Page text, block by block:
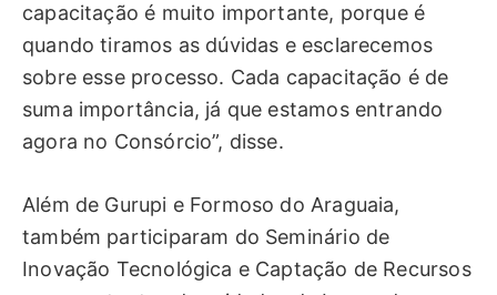
capacitação é muito importante, porque é
quando tiramos as dúvidas e esclarecemos
sobre esse processo. Cada capacitação é de
suma importância, já que estamos entrando
agora no Consórcio”, disse.
Além de Gurupi e Formoso do Araguaia,
também participaram do Seminário de
Inovação Tecnológica e Captação de Recursos